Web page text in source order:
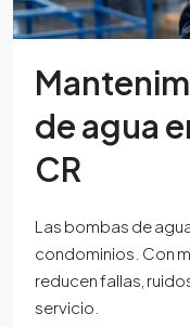
de agua
CR
Las bombas de
condominios. Con
reducen fallas,
servicio.